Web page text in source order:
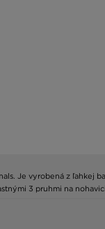
Je vyrobená z
3 pruhmi na